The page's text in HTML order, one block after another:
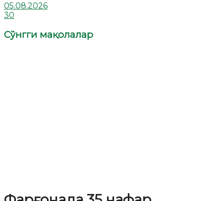
05.08.2026
30
Сўнгги мақолалар